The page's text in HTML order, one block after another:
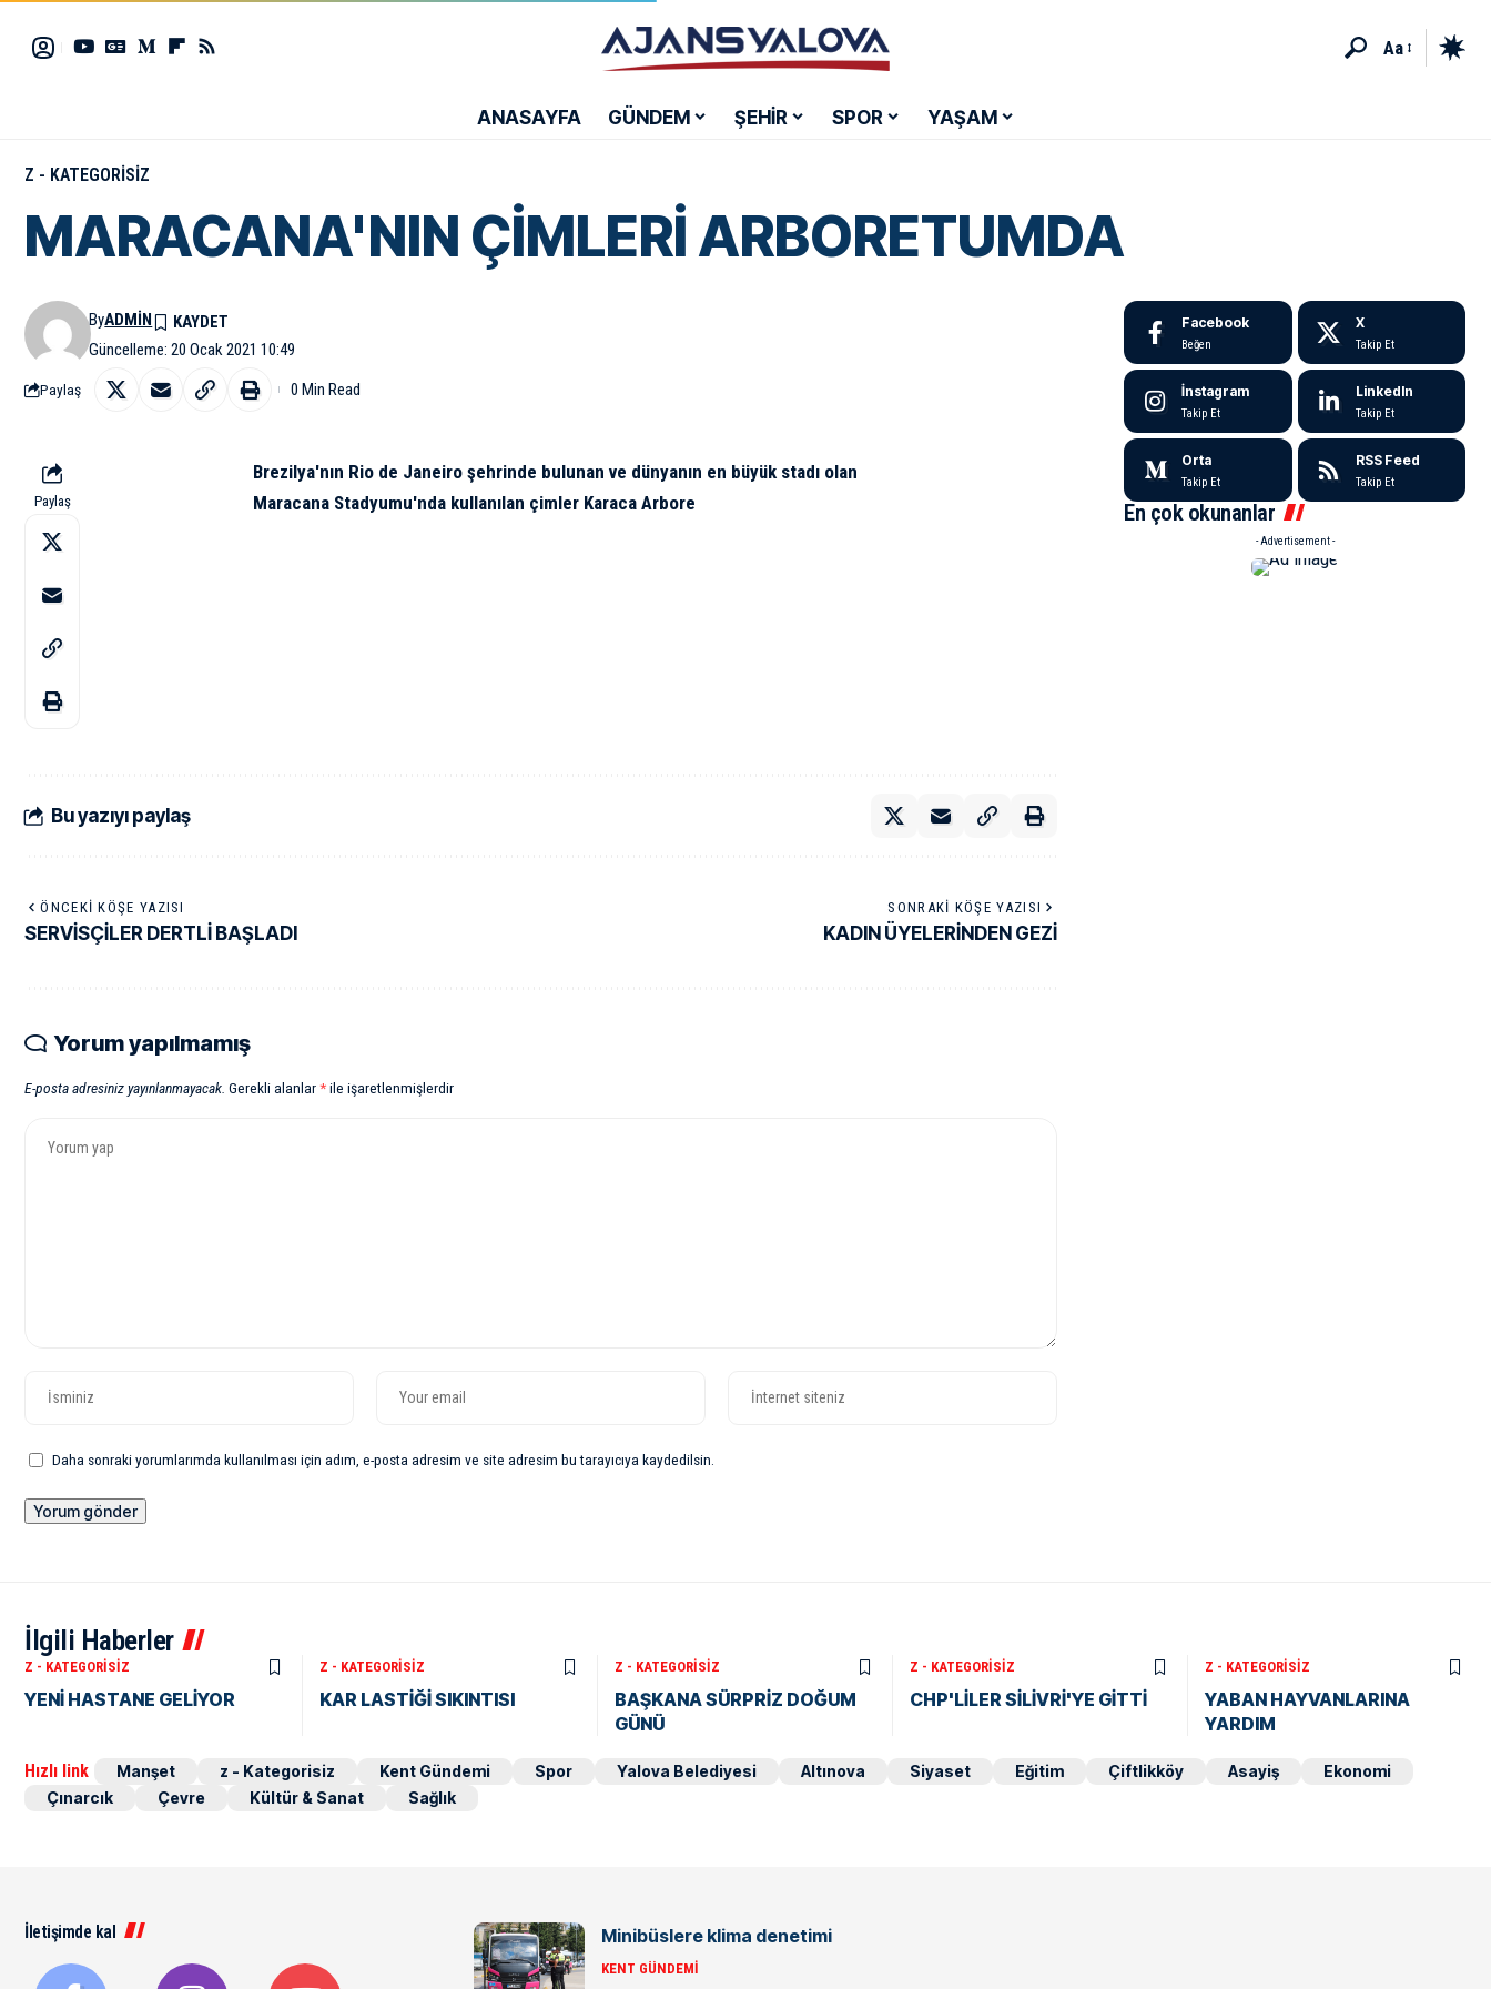
Aa
ANASAYFA GÜNDEM ŞEHİR SPOR YAŞAM
Z - KATEGORISIZ
MARACANA'NIN ÇİMLERİ ARBORETUMDA
Güncelleme: 20 Ocak 2021 10:49
ByADMIN
Paylaş 0 Min Read
Paylaş
Brezilya'nın Rio de Janeiro şehrinde bulunan ve dünyanın en büyük stadı olan
Maracana Stadyumu'nda kullanılan çimler Karaca Arbore
Bu yazıyı paylaş
ÖNCEKI KÖŞE YAZISI
SERVİSÇİLER DERTLİ BAŞLADI
SONRAKI KÖŞE YAZISI
KADIN ÜYELERİNDEN GEZİ
Yorum yapılmamış
E-posta adresiniz yayınlanmayacak. Gerekli alanlar*ile işaretlenmişlerdir
Daha sonraki yorumlarımda kullanılması için adım, e-posta adresim ve site adresim bu tarayıcıya kaydedilsin.
Facebook
Beğen
X
Takip Et
İnstagram
Takip Et
LinkedIn
Takip Et
Orta
Takip Et
RSS Feed
Takip Et
En çok okunanlar
- Advertisement -
İlgili Haberler
Z - KATEGORISIZ
YENİ HASTANE GELİYOR
Z - KATEGORISIZ
KAR LASTİĞİ SIKINTISI
Z - KATEGORISIZ
BAŞKANA SÜRPRİZ DOĞUM
GÜNÜ
Z - KATEGORISIZ
CHP'LİLER SİLİVRİ'YE GİTTİ
Z - KATEGORISIZ
YABAN HAYVANLARINA
YARDIM
Hızlı link Manşet z - Kategorisiz Kent Gündemi Spor Yalova Belediyesi Altınova Siyaset Eğitim Çiftlikköy Asayiş
Ekonomi
Çınarcık
Çevre Kültür & Sanat Sağlık
İletişimde kal Minibüslere klima denetimi
KENT GÜNDEMI